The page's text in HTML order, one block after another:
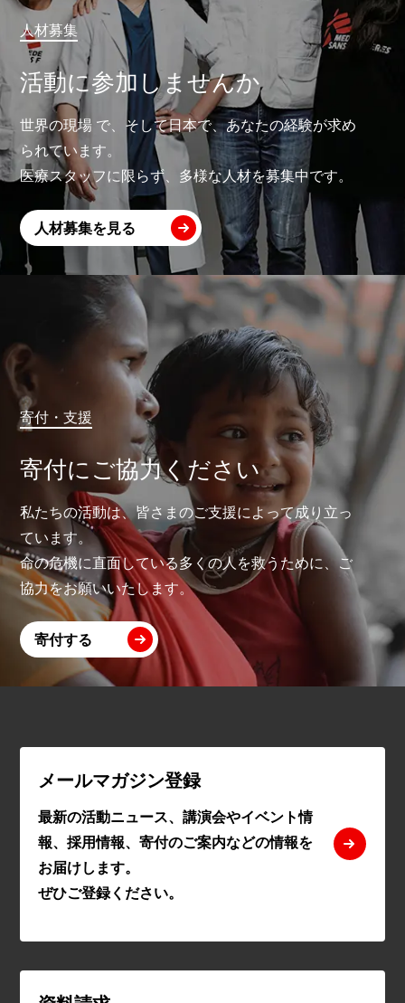
人材募集
活動に参加しませんか
世界の現場 で、そして日本で、あなたの経験が求め
られています。
医療スタッフに限らず、多様な人材を募集中です。
人材募集を見る
寄付・支援
寄付にご協力ください
私たちの活動は、皆さまのご支援によって成り立っ
ています。
命の危機に直面している多くの人を救うために、ご
協力をお願いいたします。
寄付する
メールマガジン登録
最新の活動ニュース、講演会やイベント情
報、採用情報、寄付のご案内などの情報を
お届けします。
ぜひご登録ください。